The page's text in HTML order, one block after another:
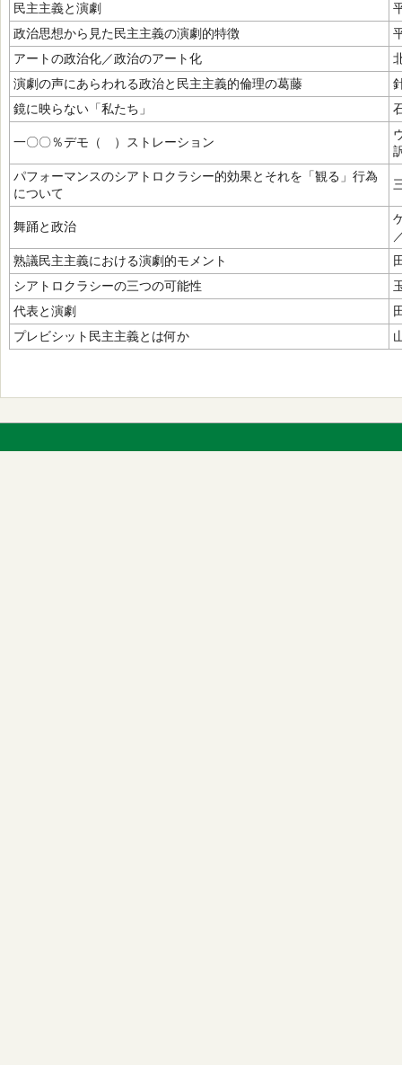
民主主義と演劇
政治思想から見た民主主義の演劇的特徴
アートの政治化／政治のアート化
演劇の声にあらわれる政治と民主主義的倫理の葛藤
鏡に映らない「私たち」
一〇〇％デモ（ ）ストレーション
パフォーマンスのシアトロクラシー的効果とそれを「観る」行為
について
舞踊と政治
熟議民主主義における演劇的モメント
シアトロクラシーの三つの可能性
代表と演劇
プレビシット民主主義とは何か